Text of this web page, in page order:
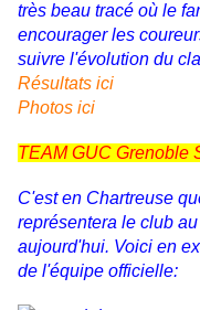
très beau tracé où le
encourager les
suivre l'évolution du
Résultats ici
Photos ici
TEAM GUC Grenoble
C'est en Chartreuse
représentera le club
aujourd'hui. Voici en
de l'équipe officielle: